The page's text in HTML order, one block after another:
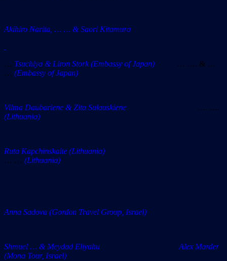
Akihiro Narita, … … & Saori Kitamura
… Tsuchiya & Liron Stork (Embassy of Japan) … …. & …
… (Embassy of Japan)
Vilma Daubariene & Zita Sulauskiene
…. ….
(Lithuania)
Ruta Kapchinskaite (Lithuania)
… … (Lithuania)
Anna Sadova (Gordon Travel Group, Israel)
Shmuel … & Meydad Eliyahu Alex Marder
(Mona Tour, Israel)